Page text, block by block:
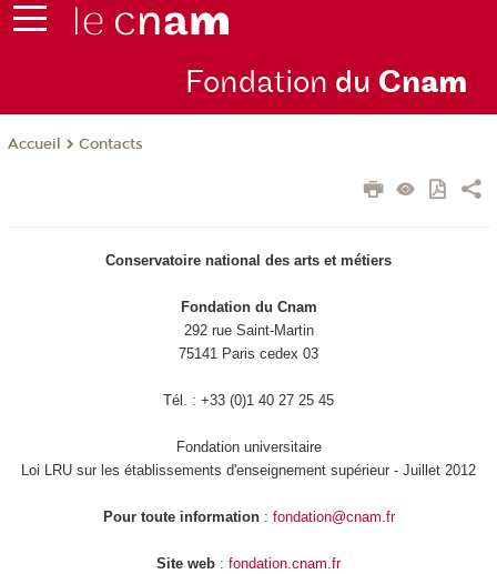
Fondation du Cnam
Accueil Contacts
Conservatoire national des arts et métiers
Fondation du Cnam
292 rue Saint-Martin
75141 Paris cedex 03
Tél. : +33 (0)1 40 27 25 45
Fondation universitaire
Loi LRU sur les établissements d'enseignement supérieur - Juillet 2012
Pour toute information: fondation@cnam.fr
Site web : fondation.cnam.fr